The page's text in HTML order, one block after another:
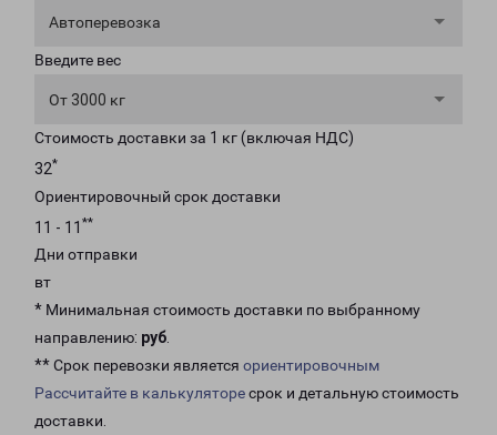
Автоперевозка
Введите вес
От 3000 кг
Стоимость доставки за 1 кг (включая НДС)
32*
Ориентировочный срок доставки
11 - 11 **
Дни отправки
вт
* Минимальная стоимость доставки по выбранному
направлению: руб.
** Срок перевозки является ориентировочным
Рассчитайте в калькуляторесрок и детальную стоимость
доставки.